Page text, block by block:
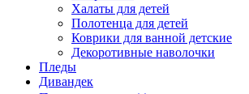
Халаты для детей
Полотенца для детей
Коврики для ванной детские
Декоротивные наволочки
Пледы
Дивандек